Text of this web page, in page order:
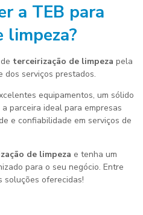
a TEB para
limpeza?
terceirização de limpeza pela
dos serviços prestados.
equipamentos, um sólido
parceira ideal para empresas
e confiabilidade em serviços de
de limpeza e tenha um
para o seu negócio. Entre
soluções oferecidas!